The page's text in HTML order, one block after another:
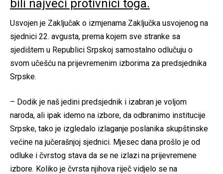
bili najveći protivnici toga.
Usvojen je Zaključak o izmjenama Zaključka usvojenog na
sjednici 22. avgusta, prema kojem sve stranke sa
sjedištem u Republici Srpskoj samostalno odlučuju o
svom učešću na prijevremenim izborima za predsjednika
Srpske.
– Dodik je naš jedini predsjednik i izabran je voljom
naroda, ali ipak idemo na izbore, da odbranimo institucije
Srpske, tako je izgledalo izlaganje poslanika skupštinske
većine na jučerašnjoj sjednici. Mjesec dana prošlo je od
odluke i čvrstog stava da se ne izlazi na prijevremene
izbore. Koliko je čvrsta njihova riječ vidjelo se na